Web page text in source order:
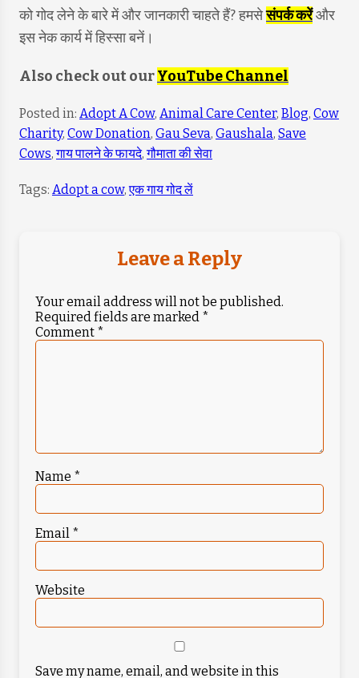
को गोद लेने के बारे में और जानकारी चाहते हैं? हमसेसंपर्क करेंऔर
इस नेक कार्य में हिस्सा बनें।
Also check out ourYouTube Channel
Posted in: Adopt A Cow, Animal Care Center, Blog, Cow
Charity, Cow Donation, Gau Seva, Gaushala, Save
Cows,गाय पालने के फायदे,गौमाता की सेवा
Tags: Adopt a cow,एक गाय गोद लें
Leave a Reply
Your email address will not be published.
Required fields are marked *
Comment *
Name *
Email *
Website
Save my name, email, and website in this